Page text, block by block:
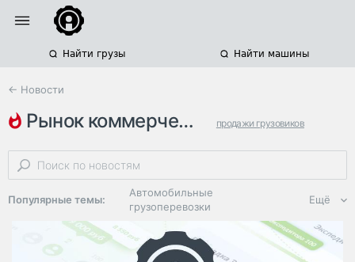
Найти грузы Найти машины
← Новости
рынок коммерческого транспорта продажи грузовиков
конференции коммерческий транспорт
Популярные темы:
Автомобильные
грузоперевозки
Региональная
логистика
Ещё